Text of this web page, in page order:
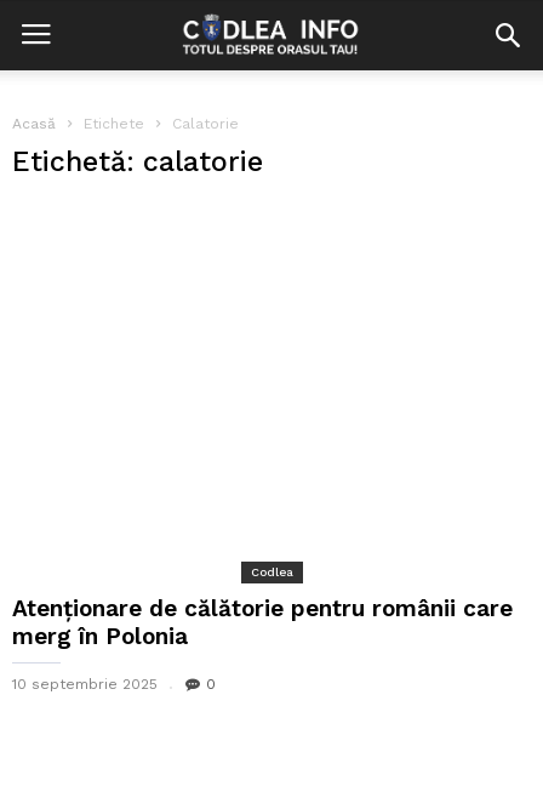
Acasă Etichete Calatorie
Etichetă: calatorie
Codlea
Atenționare de călătorie pentru românii care
merg în Polonia
10 septembrie 2025 0